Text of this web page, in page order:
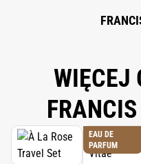
CYCLOHEXENE
WIĘCEJ
EAU DE
PARFUM